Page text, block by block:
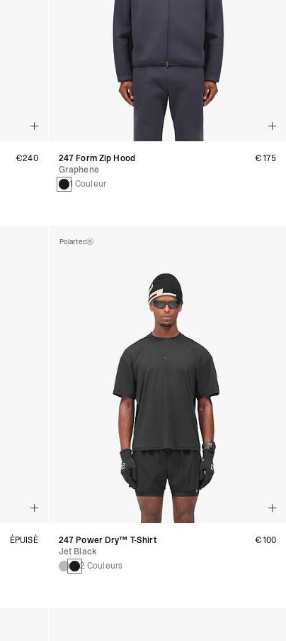
€240
247 Form Zip Hood
Graphene
1 Couleur
€175
ÉPUISÉ
Polartec®
247 Power Dry™ T-Shirt
Jet Black
2 Couleurs
€100